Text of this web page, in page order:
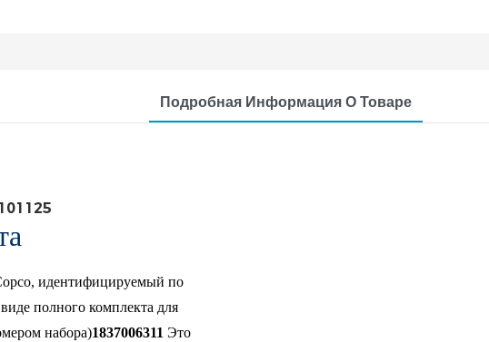
Подробная Информация О Товаре
идентифицируемый по
полного комплекта для
набора)1837006311 Это